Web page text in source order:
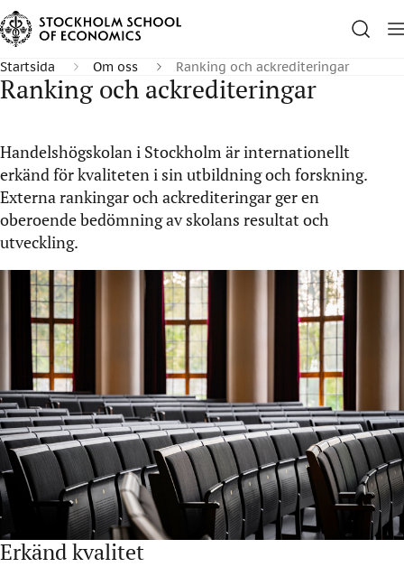
Startsida Om oss Ranking och ackrediteringar
Ranking och ackrediteringar
Handelshögskolan i Stockholm är internationellt
erkänd för kvaliteten i sin utbildning och forskning.
Externa rankingar och ackrediteringar ger en
oberoende bedömning av skolans resultat och
utveckling.
Erkänd kvalitet